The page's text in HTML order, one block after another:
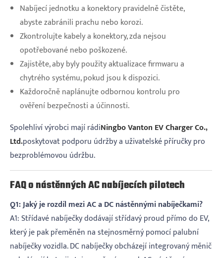
Nabíjecí jednotku a konektory pravidelně čistěte,
abyste zabránili prachu nebo korozi.
Zkontrolujte kabely a konektory, zda nejsou
opotřebované nebo poškozené.
Zajistěte, aby byly použity aktualizace firmwaru a
chytrého systému, pokud jsou k dispozici.
Každoročně naplánujte odbornou kontrolu pro
ověření bezpečnosti a účinnosti.
Spolehliví výrobci mají rádiNingbo Vanton EV Charger Co.,
Ltd.poskytovat podporu údržby a uživatelské příručky pro
bezproblémovou údržbu.
FAQ o nástěnných AC nabíjecích pilotech
Q1: Jaký je rozdíl mezi AC a DC nástěnnými nabíječkami?
A1: Střídavé nabíječky dodávají střídavý proud přímo do EV,
který je pak přeměněn na stejnosměrný pomocí palubní
nabíječky vozidla. DC nabíječky obcházejí integrovaný měnič